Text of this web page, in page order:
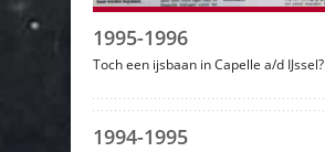
1995-1996
Toch een ijsbaan in Capelle a/d IJssel?
1994-1995